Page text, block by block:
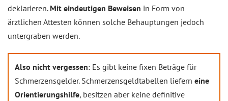
deklarieren. Mit eindeutigen Beweisen in Form von
ärztlichen Attesten können solche Behauptungen jedoch
untergraben werden.
Also nicht vergessen: Es gibt keine fixen Beträge für
Schmerzensgelder. Schmerzensgeldtabellen liefern eine
Orientierungshilfe, besitzen aber keine definitive